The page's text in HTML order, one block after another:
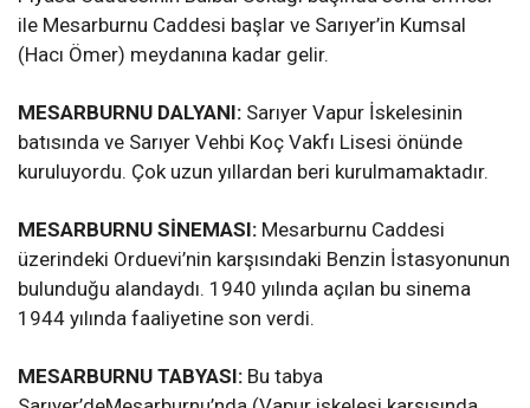
ile Mesarburnu Caddesi başlar ve Sarıyer’in Kumsal
(Hacı Ömer) meydanına kadar gelir.
MESARBURNU DALYANI: Sarıyer Vapur İskelesinin
batısında ve Sarıyer Vehbi Koç Vakfı Lisesi önünde
kuruluyordu. Çok uzun yıllardan beri kurulmamaktadır.
MESARBURNU SİNEMASI: Mesarburnu Caddesi
üzerindeki Orduevi’nin karşısındaki Benzin İstasyonunun
bulunduğu alandaydı. 1940 yılında açılan bu sinema
1944 yılında faaliyetine son verdi.
MESARBURNU TABYASI: Bu tabya